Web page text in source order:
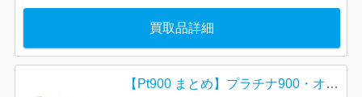
買取品詳細
【Pt900 まとめ】プラチナ900・オパール・ネックレス・リング・指輪・貴金属・アクセサリー